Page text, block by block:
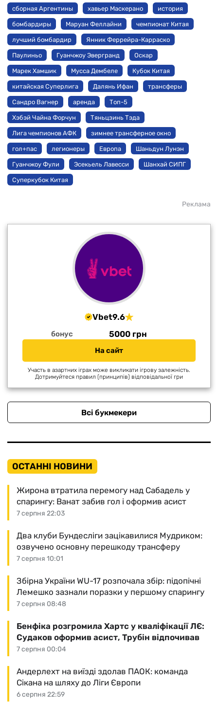
сборная Аргентины хавьер Маскерано история
бомбардиры Маруан Феллайни чемпионат Китая
лучший бомбардир Янник Феррейра-Карраско
Паулиньо Гуанчжоу Эвергранд Оскар
Марек Хамшик Мусса Дембеле Кубок Китая
китайская Суперлига Далянь Ифан трансферы
Сандро Вагнер аренда Топ-5
Хэбэй Чайна Форчун Тяньцзинь Тэда
Лига чемпионов АФК зимнее трансферное окно
гол+пас легионеры Европа Шаньдун Лунэн
Гуанчжоу Фули Эсекьель Лавесси Шанхай СИПГ
Суперкубок Китая
Реклама
Vbet9.6
бонус 5000 грн
На сайт
Участь в азартних іграх може викликати ігрову залежність.
Дотримуйтеся правил (принципів) відповідальної гри
Всі букмекери
ОСТАННІ НОВИНИ
7 серпня 22:03
Жирона втратила перемогу над Сабадель у
спарингу: Ванат забив гол і оформив асист
7 серпня 10:01
Два клуби Бундесліги зацікавилися Мудриком:
озвучено основну перешкоду трансферу
7 серпня 08:48
Збірна України WU-17 розпочала збір: підопічні
Лемешко зазнали поразки у першому спарингу
7 серпня 00:04
Бенфіка розгромила Хартс у кваліфікації ЛЄ:
Судаков оформив асист, Трубін відпочивав
6 серпня 22:59
Андерлехт на виїзді здолав ПАОК: команда
Сікана на шляху до Ліги Європи